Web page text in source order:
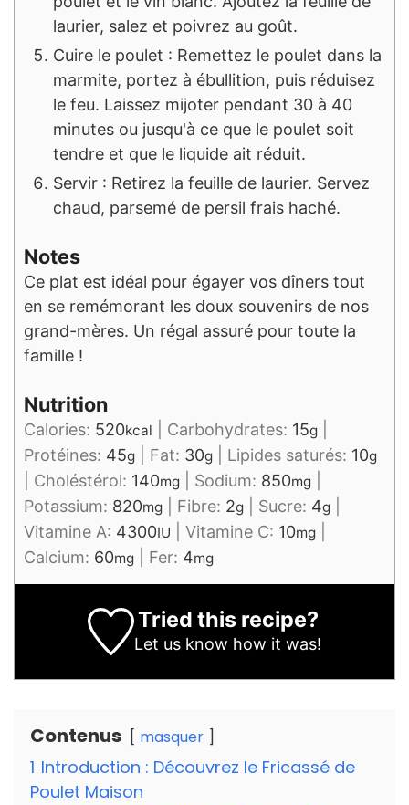
laurier, salez et poivrez au goût.
Cuire le poulet : Remettez le poulet dans la
marmite, portez à ébullition, puis réduisez
le feu. Laissez mijoter pendant 30 à 40
minutes ou jusqu'à ce que le poulet soit
tendre et que le liquide ait réduit.
Servir : Retirez la feuille de laurier. Servez
chaud, parsemé de persil frais haché.
Notes
Ce plat est idéal pour égayer vos dîners tout
en se remémorant les doux souvenirs de nos
grand-mères. Un régal assuré pour toute la
famille !
Nutrition
Calories: 520kcal Carbohydrates: 15g
Protéines: 45g Fat: 30g Lipides saturés: 10g
Choléstérol: 140mg Sodium: 850mg
Potassium: 820mg Fibre: 2g Sucre: 4g
Vitamine A: 4300IU Vitamine C: 10mg
Calcium: 60mg Fer: 4mg
Tried this recipe?
Let us know how it was!
Contenus masquer
1 Introduction : Découvrez le Fricassé de
Poulet Maison